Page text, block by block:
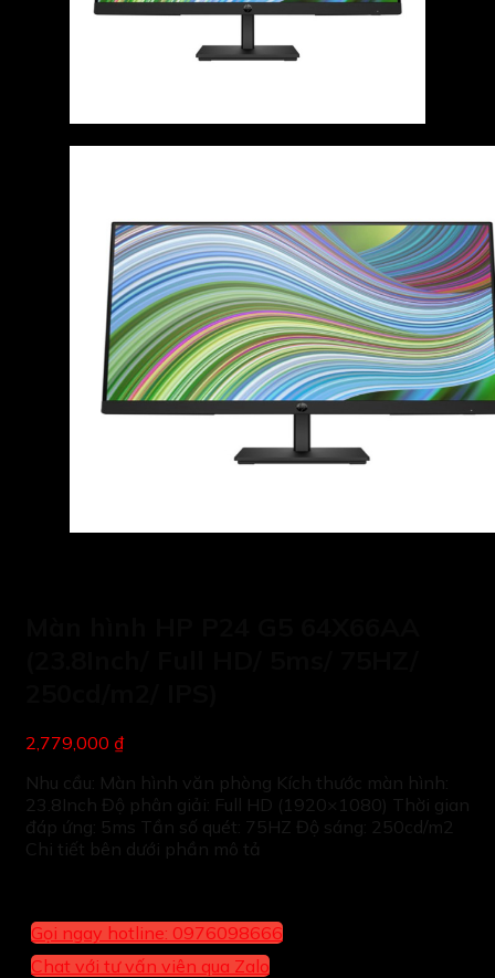
2,779,000 ₫
Nhu cầu: Màn hình văn phòng Kích thước màn hình:
23.8Inch Độ phân giải: Full HD (1920×1080) Thời gian
đáp ứng: 5ms Tần số quét: 75HZ Độ sáng: 250cd/m2
Chi tiết bên dưới phần mô tả
Gọi ngay hotline: 0976098666
Chat với tư vấn viên qua Zalo